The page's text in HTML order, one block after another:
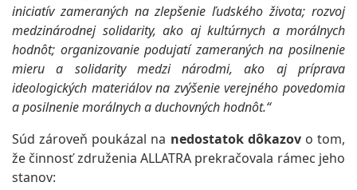
iniciatív zameraných na zlepšenie ľudského života; rozvoj
medzinárodnej solidarity, ako aj kultúrnych a morálnych
hodnôt; organizovanie podujatí zameraných na posilnenie
mieru a solidarity medzi národmi, ako aj príprava
ideologických materiálov na zvýšenie verejného povedomia
a posilnenie morálnych a duchovných hodnôt.“
Súd zároveň poukázal na nedostatok dôkazovo tom,
že činnosť združenia ALLATRA prekračovala rámec jeho
stanov: